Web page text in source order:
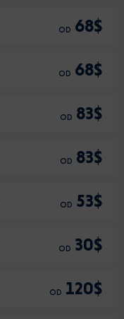
OD 68$
OD 68$
OD 83$
OD 83$
OD 53$
OD 30$
OD 120$